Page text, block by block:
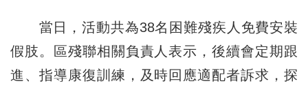
當日，活動共為38名困難殘疾人免費安裝
假肢。區殘聯相關負責人表示，後續會定期跟
進、指導康復訓練，及時回應適配者訴求，探